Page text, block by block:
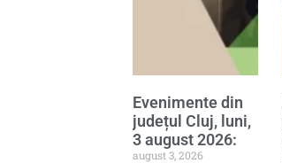
Evenimente din
județul Cluj, luni,
3 august 2026:
august 3, 2026